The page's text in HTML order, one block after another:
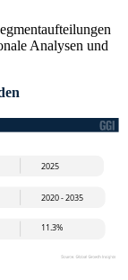
Analysen und